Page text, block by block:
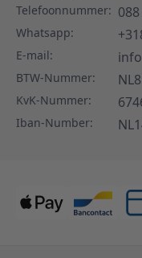
Telefoonnummer:
Whatsapp:
E-mail:
BTW-Nummer:
KvK-Nummer:
Iban-Number: